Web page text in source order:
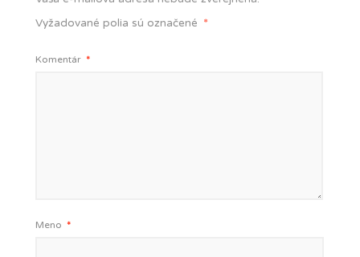
Vyžadované polia sú označené *
Komentár *
Meno *